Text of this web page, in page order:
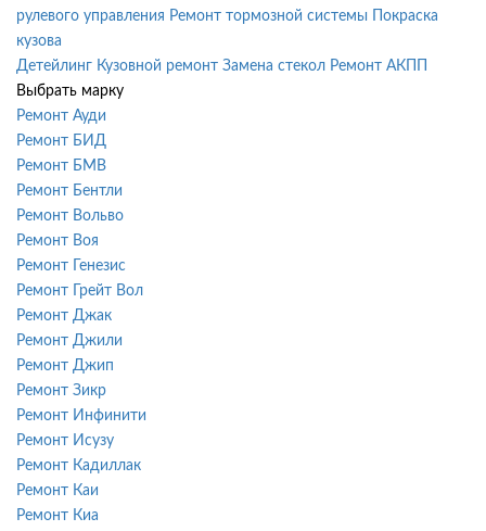
рулевого управления Ремонт тормозной системы
Покраска
кузова
Детейлинг Кузовной ремонт Замена стекол Ремонт АКПП
Выбрать марку
Ремонт Ауди
Ремонт БИД
Ремонт БМВ
Ремонт Бентли
Ремонт Вольво
Ремонт Воя
Ремонт Генезис
Ремонт Грейт Вол
Ремонт Джак
Ремонт Джили
Ремонт Джип
Ремонт Зикр
Ремонт Инфинити
Ремонт Исузу
Ремонт Кадиллак
Ремонт Каи
Ремонт Киа